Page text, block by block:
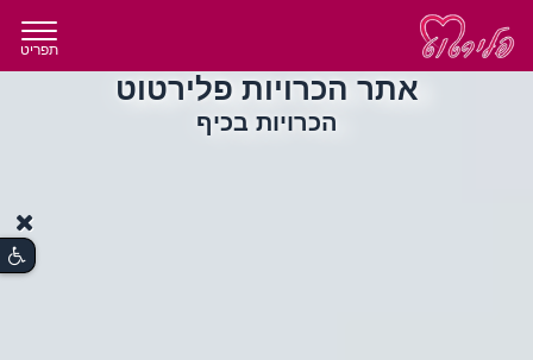
תפריט
אתר הכרויות פלירטוט
הכרויות בכיף